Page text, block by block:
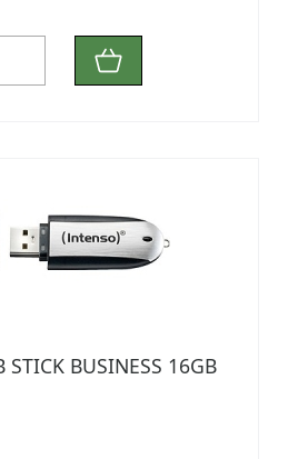
STICK BUSINESS 16GB